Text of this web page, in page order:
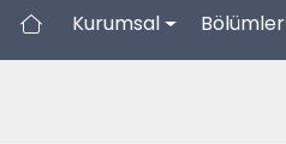
Kurumsal Bölümler